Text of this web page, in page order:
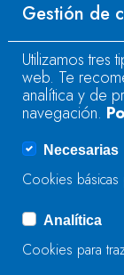
Gestión de
Utilizamos tres
web. Te
analítica y de
navegación.
Necesarias
Cookies
Analítica
Cookies para